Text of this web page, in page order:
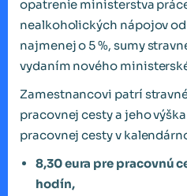
opatrenie ministerstva
nealkoholických nápojov
najmenej o 5 %, sumy
vydaním nového
Zamestnancovi patrí
pracovnej cesty a jeho
pracovnej cesty v
8,30 eura pre pracovnú
hodín,